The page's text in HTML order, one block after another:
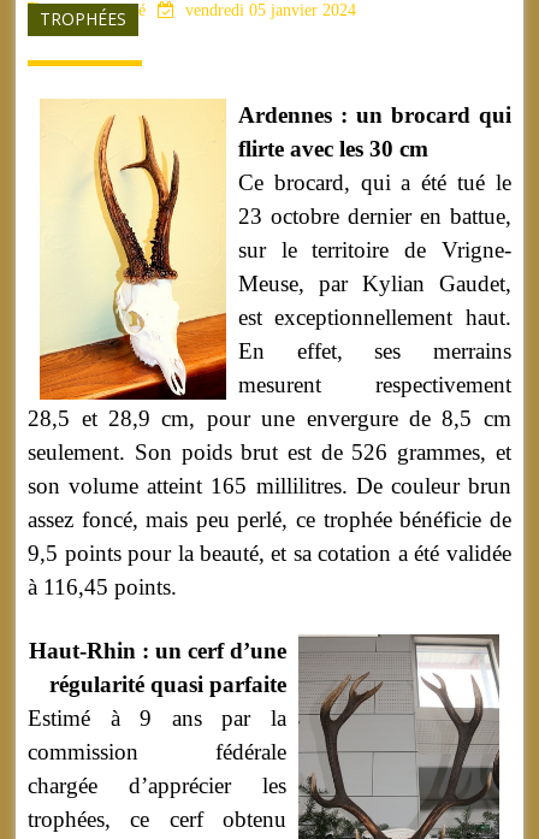
TROPHÉES
aucun mot clé vendredi 05 janvier 2024
Ardennes : un brocard qui
flirte avec les 30 cm
Ce brocard, qui a été tué le
23 octobre dernier en battue,
sur le territoire de Vrigne-
Meuse, par Kylian Gaudet,
est exceptionnellement haut.
En effet, ses merrains
mesurent respectivement
28,5 et 28,9 cm, pour une envergure de 8,5 cm
seulement. Son poids brut est de 526 grammes, et
son volume atteint 165 millilitres. De couleur brun
assez foncé, mais peu perlé, ce trophée bénéficie de
9,5 points pour la beauté, et sa cotation a été validée
à 116,45 points.
Haut-Rhin : un cerf d’une
régularité quasi parfaite
Estimé à 9 ans par la
commission fédérale
chargée d’apprécier les
trophées, ce cerf obtenu